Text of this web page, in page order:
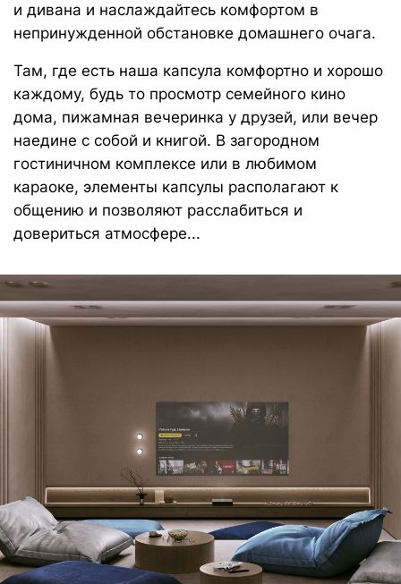
Съемные чехлы могут служить как
общения с постоянным пребыванием
посетителей (рекомендовано для HoReCa)
Сменный чехол
Также возможность заменить чехол служит
эмоциональным элементом для тех, кто любит
свободу выбора настроения и легко меняет
пространство вокруг не изменяя себе. Меняйте
настроение и атмосферу своего пространства
лишь сменив чехол на другой!
повышает градус комфорта, позволяет
расслабить мышцы, адаптируется к
всей площади изделия в процессе отдыха
Функция «память тела»
мебели держать форму плавно погружая
в изделие, сохраняет презентабельный
внешний вид на протяжении всего срока
службы
Аналог овечьей шерсти
дает еще больше тепла и мягкости